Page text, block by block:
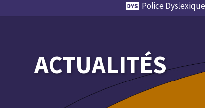
Police Dyslexique
ACTUALITÉS